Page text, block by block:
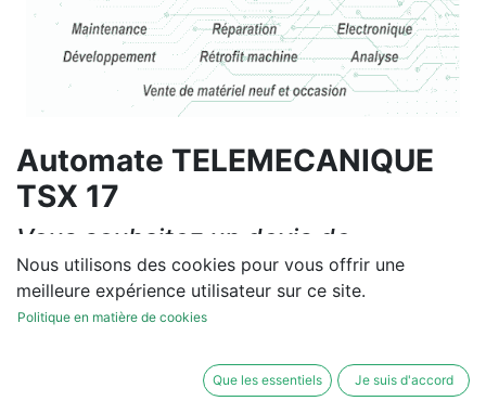
Automate TELEMECANIQUE
TSX 17
Vous souhaitez un devis de
réparation ou de vente, un
diagnostic sur site?
Nous utilisons des cookies pour vous offrir une
meilleure expérience utilisateur sur ce site.
Politique en matière de cookies
Que les essentiels Je suis d'accord